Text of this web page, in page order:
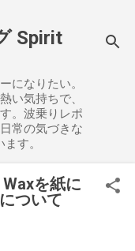
Spirit
になりたい。
い気持ちで、
。波乗りレポ
常の気づきな
す。
を紙に
ついて